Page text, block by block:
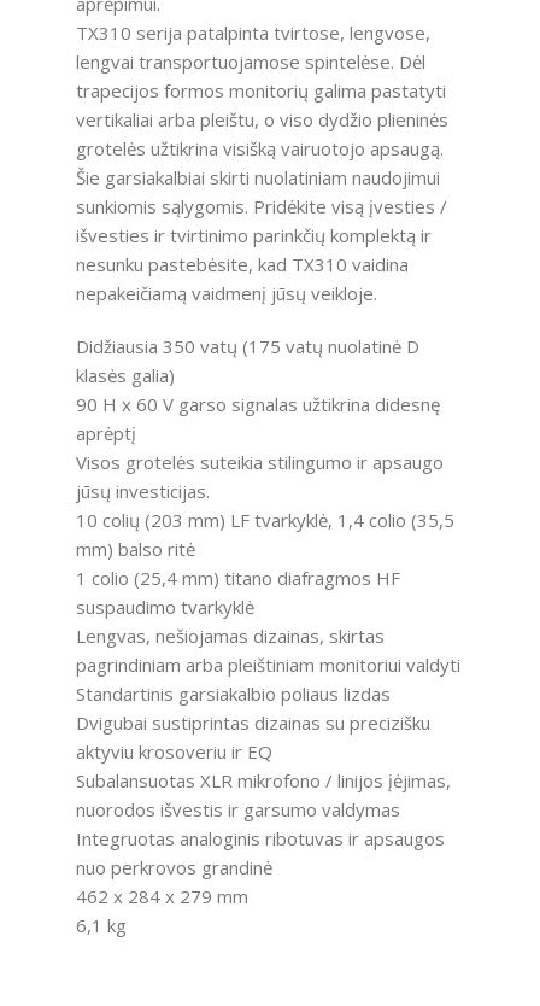
TX310 serija patalpinta tvirtose, lengvose,
lengvai transportuojamose spintelėse. Dėl
trapecijos formos monitorių galima pastatyti
vertikaliai arba pleištu, o viso dydžio plieninės
grotelės užtikrina visišką vairuotojo apsaugą.
Šie garsiakalbiai skirti nuolatiniam naudojimui
sunkiomis sąlygomis. Pridėkite visą įvesties /
išvesties ir tvirtinimo parinkčių komplektą ir
nesunku pastebėsite, kad TX310 vaidina
nepakeičiamą vaidmenį jūsų veikloje.
Didžiausia 350 vatų (175 vatų nuolatinė D
klasės galia)
90 H x 60 V garso signalas užtikrina didesnę
aprėptį
Visos grotelės suteikia stilingumo ir apsaugo
jūsų investicijas.
10 colių (203 mm) LF tvarkyklė, 1,4 colio (35,5
mm) balso ritė
1 colio (25,4 mm) titano diafragmos HF
suspaudimo tvarkyklė
Lengvas, nešiojamas dizainas, skirtas
pagrindiniam arba pleištiniam monitoriui valdyti
Standartinis garsiakalbio poliaus lizdas
Dvigubai sustiprintas dizainas su precizišku
aktyviu krosoveriu ir EQ
Subalansuotas XLR mikrofono / linijos įėjimas,
nuorodos išvestis ir garsumo valdymas
Integruotas analoginis ribotuvas ir apsaugos
nuo perkrovos grandinė
462 x 284 x 279 mm
6,1 kg